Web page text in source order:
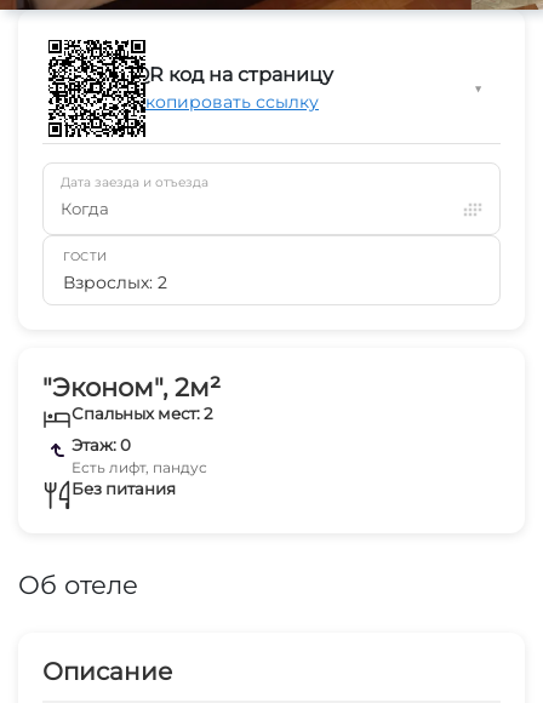
"Эконом", 2м²
Спальных мест: 2
Этаж: 0
Есть лифт, пандус
Без питания
Об отеле
Описание
QR код на страницу
Скопировать ссылку
▼
Дата заезда и отъезда
Когда
ГОСТИ
Взрослых: 2